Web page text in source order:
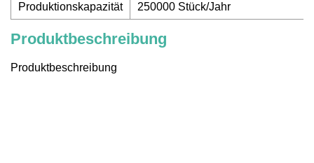
Produktionskapazität 250000 Stück/Jahr
Produktbeschreibung
Produktbeschreibung